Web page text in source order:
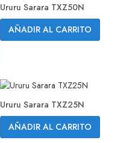
Ururu Sarara TXZ50N
AÑADIR AL CARRITO
Ururu Sarara TXZ25N
AÑADIR AL CARRITO